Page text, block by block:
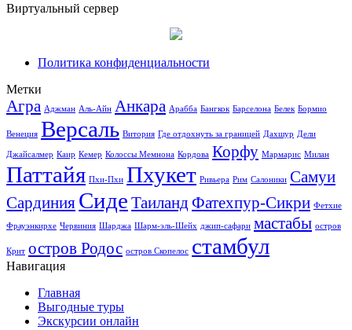
Виртуальный сервер
Политика конфиденциальности
Метки
Агра Аджман Аль-Айн Анкара Арабба Бангкок Барселона Белек Бормио
Венеция Версаль Витория Где отдохнуть за границей Дахшур Дели
Джайсалмер Каир Кемер Колоссы Мемнона Кордова Корфу Мармарис Милан
Паттайя Пхи-Пхи Пхукет Ривьера Рим Салоники Самуи
Сардиния Сиде Таиланд Фатехпур-Сикри Фетхие
Фрауэнкирхе Червиния Шарджа Шарм-эль-Шейх джип-сафари мастабы остров
Крит остров Родос остров Скопелос стамбул
Навигация
Главная
Выгодные туры
Экскурсии онлайн